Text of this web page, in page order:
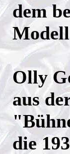
dem
Olly
aus
die